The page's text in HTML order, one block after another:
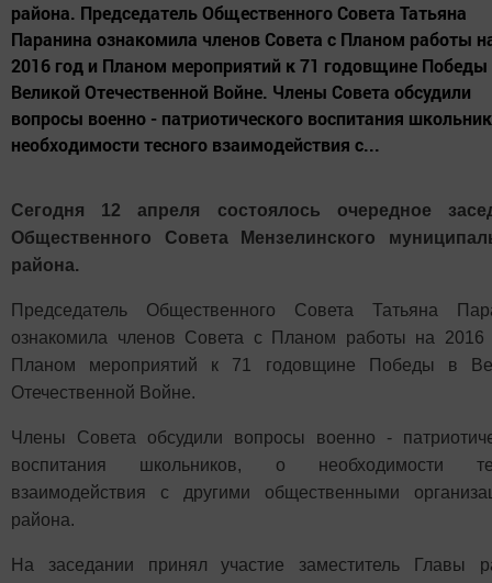
района. Председатель Общественного Совета Татьяна
Паранина ознакомила членов Совета с Планом работы
2016 год и Планом мероприятий к 71 годовщине Победы
Великой Отечественной Войне. Члены Совета обсудили
вопросы военно - патриотического воспитания
необходимости тесного взаимодействия с...
Сегодня 12 апреля состоялось очередное
Общественного Совета Мензелинского
района.
Председатель Общественного Совета Татьяна
ознакомила членов Совета с Планом работы на 2016
Планом мероприятий к 71 годовщине Победы в
Отечественной Войне.
Члены Совета обсудили вопросы военно -
воспитания школьников, о необходимости
взаимодействия с другими общественными
района.
На заседании принял участие заместитель Главы